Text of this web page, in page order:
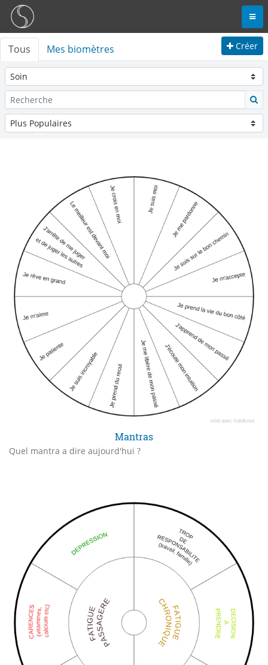
Tous Mes biomètres Créer
Mantras
Quel mantra a dire aujourd'hui ?